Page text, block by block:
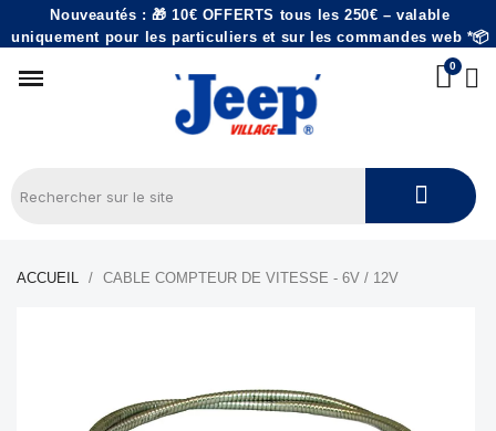
Nouveautés : 🎁 10€ OFFERTS tous les 250€ – valable
uniquement pour les particuliers et sur les commandes web *📦
ACCUEIL CABLE COMPTEUR DE VITESSE - 6V / 12V